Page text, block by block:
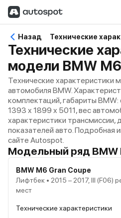
Назад
Технические
модели BMW
Технические характеристики
автомобиля BMW.
комплектаций, габариты
1393 x 1899 x 5011, вес
характеристики трансмиссии,
показателей авто. Подробная
сайте Autospot.
Модельный ряд BMW
BMW M6 Gran Coupe
Лифтбек • 2015 – 2017, III (F06)
мест
Технические характеристики